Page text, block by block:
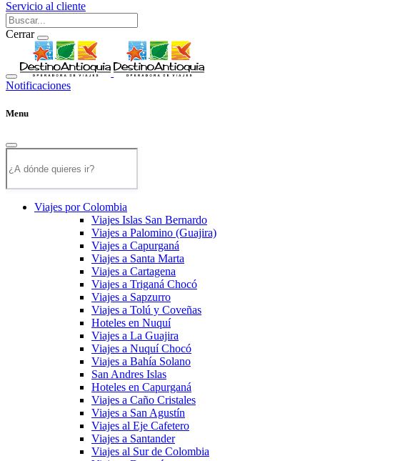
Servicio al cliente
Cerrar
Notificaciones
Menu
Viajes por Colombia
Viajes Islas San Bernardo
Viajes a Palomino (Guajira)
Viajes a Capurganá
Viajes a Santa Marta
Viajes a Cartagena
Viajes a Triganá Chocó
Viajes a Sapzurro
Viajes a Tolú y Coveñas
Hoteles en Nuquí
Viajes a La Guajira
Viajes a Nuquí Chocó
Viajes a Bahía Solano
San Andres Islas
Hoteles en Capurganá
Viajes a Caño Cristales
Viajes a San Agustín
Viajes al Eje Cafetero
Viajes a Santander
Viajes al Sur de Colombia